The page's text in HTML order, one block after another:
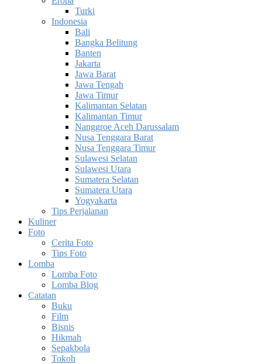
Turki
Indonesia
Bali
Bangka Belitung
Banten
Jakarta
Jawa Barat
Jawa Tengah
Jawa Timur
Kalimantan Selatan
Kalimantan Timur
Nanggroe Aceh Darussalam
Nusa Tenggara Barat
Nusa Tenggara Timur
Sulawesi Selatan
Sulawesi Utara
Sumatera Selatan
Sumatera Utara
Yogyakarta
Tips Perjalanan
Kuliner
Foto
Cerita Foto
Tips Foto
Lomba
Lomba Foto
Lomba Blog
Catatan
Buku
Film
Bisnis
Hikmah
Sepakbola
Tokoh